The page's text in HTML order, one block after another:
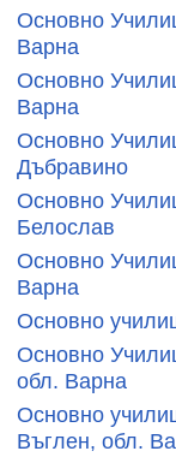
Основно
Варна
Основно
Варна
Основно
Дъбравино
Основно
Белослав
Основно
Варна
Основно
Основно
обл. Варна
Основно
Въглен, обл.